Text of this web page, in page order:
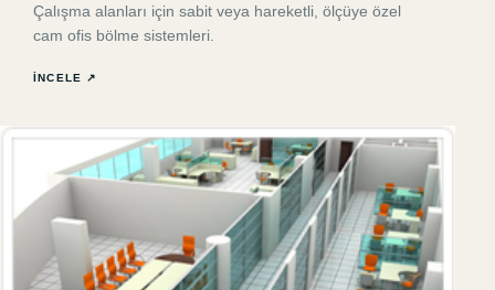
Çalışma alanları için sabit veya hareketli, ölçüye özel
cam ofis bölme sistemleri.
İNCELE ↗